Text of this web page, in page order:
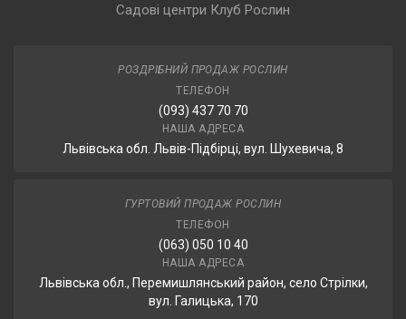
Садові центри Клуб Рослин
РОЗДРІБНИЙ ПРОДАЖ РОСЛИН
ТЕЛЕФОН
(093) 437 70 70
НАША АДРЕСА
Львівська обл. Львів-Підбірці, вул. Шухевича, 8
ГУРТОВИЙ ПРОДАЖ РОСЛИН
ТЕЛЕФОН
(063) 050 10 40
НАША АДРЕСА
Львівська обл., Перемишлянський район, село Стрілки,
вул. Галицька, 170